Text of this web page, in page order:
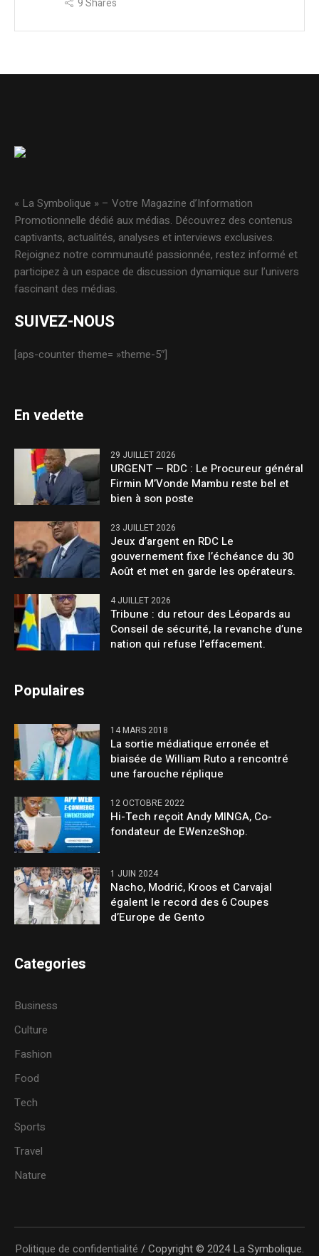
9Shares
« La Symbolique » – Votre Magazine d’Information
Promotionnelle dédié aux médias. Découvrez des contenus
captivants, actualités, analyses et interviews exclusives.
Rejoignez notre communauté passionnée, restez informé et
participez à un espace de discussion dynamique sur l’univers
fascinant des médias.
SUIVEZ-NOUS
[aps-counter theme= »theme-5″]
En vedette
29 JUILLET 2026
URGENT — RDC : Le Procureur général
Firmin M’Vonde Mambu reste bel et
bien à son poste
23 JUILLET 2026
Jeux d’argent en RDC Le
gouvernement fixe l’échéance du 30
Août et met en garde les opérateurs.
4 JUILLET 2026
Tribune : du retour des Léopards au
Conseil de sécurité, la revanche d’une
nation qui refuse l’effacement.
Populaires
14 MARS 2018
La sortie médiatique erronée et
biaisée de William Ruto a rencontré
une farouche réplique
12 OCTOBRE 2022
Hi-Tech reçoit Andy MINGA, Co-
fondateur de EWenzeShop.
1 JUIN 2024
Nacho, Modrić, Kroos et Carvajal
égalent le record des 6 Coupes
d’Europe de Gento
Categories
Business
Culture
Fashion
Food
Tech
Sports
Travel
Nature
Politique de confidentialité / Copyright © 2024 La Symbolique.